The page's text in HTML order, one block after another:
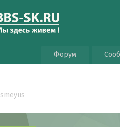
Форум
smeyus